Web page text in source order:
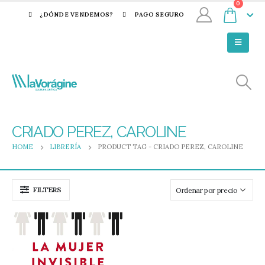
¿DÓNDE VENDEMOS? PAGO SEGURO
0
CRIADO PEREZ, CAROLINE
HOME LIBRERÍA PRODUCT TAG - CRIADO PEREZ, CAROLINE
FILTERS